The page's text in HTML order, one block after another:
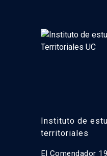
Instituto de
territoriales
El Comendador